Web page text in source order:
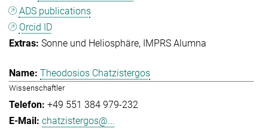
ADS publications
Orcid ID
Sonne und Heliosphäre
IMPRS Alumna
Theodosios Chatzistergos
Wissenschaftler
+49 551 384 979-232
chatzistergos@...